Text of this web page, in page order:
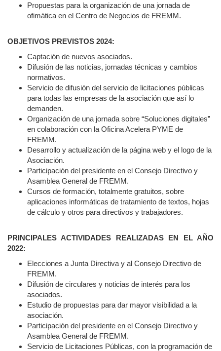
Propuestas para la organización de una jornada de
ofimática en el Centro de Negocios de FREMM.
OBJETIVOS PREVISTOS 2024:
Captación de nuevos asociados.
Difusión de las noticias, jornadas técnicas y cambios
normativos.
Servicio de difusión del servicio de licitaciones públicas
para todas las empresas de la asociación que así lo
demanden.
Organización de una jornada sobre “Soluciones digitales”
en colaboración con la Oficina Acelera PYME de
FREMM.
Desarrollo y actualización de la página web y el logo de la
Asociación.
Participación del presidente en el Consejo Directivo y
Asamblea General de FREMM.
Cursos de formación, totalmente gratuitos, sobre
aplicaciones informáticas de tratamiento de textos, hojas
de cálculo y otros para directivos y trabajadores.
PRINCIPALES ACTIVIDADES REALIZADAS EN EL AÑO
2022:
Elecciones a Junta Directiva y al Consejo Directivo de
FREMM.
Difusión de circulares y noticias de interés para los
asociados.
Estudio de propuestas para dar mayor visibilidad a la
asociación.
Participación del presidente en el Consejo Directivo y
Asamblea General de FREMM.
Servicio de Licitaciones Públicas, con la programación de